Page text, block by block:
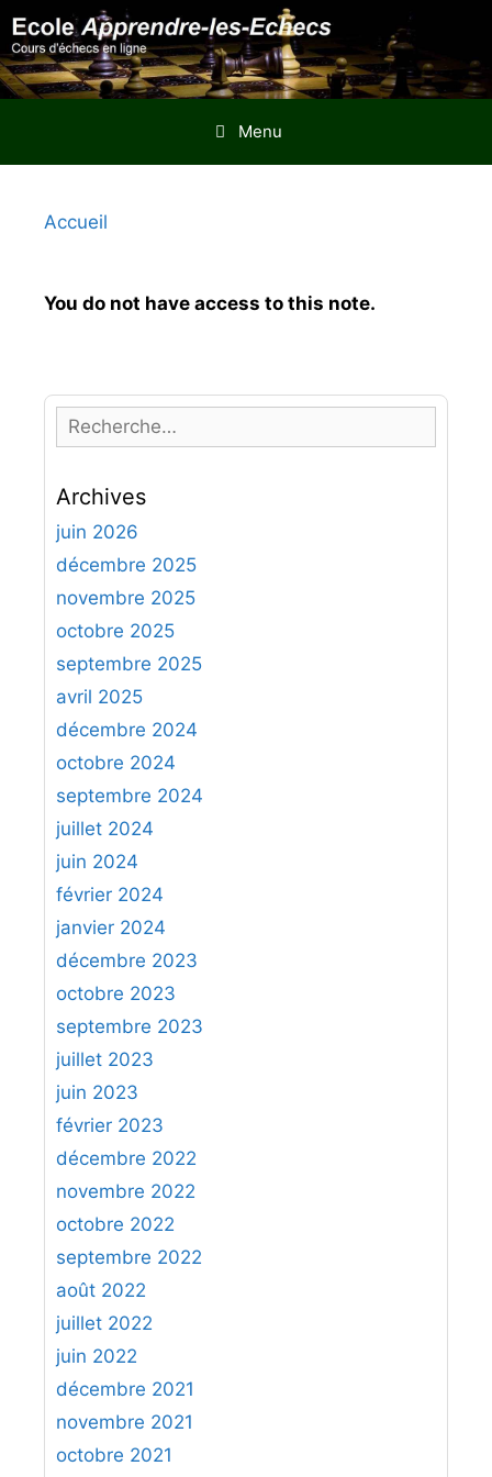
Aller
au
contenu
Menu
Accueil
You do not have access to this note.
e
h
e
r
h
e
r
:
Archives
juin 2026
décembre 2025
novembre 2025
octobre 2025
septembre 2025
avril 2025
décembre 2024
octobre 2024
septembre 2024
juillet 2024
juin 2024
février 2024
janvier 2024
décembre 2023
octobre 2023
septembre 2023
juillet 2023
juin 2023
février 2023
décembre 2022
novembre 2022
octobre 2022
septembre 2022
août 2022
juillet 2022
juin 2022
décembre 2021
novembre 2021
octobre 2021